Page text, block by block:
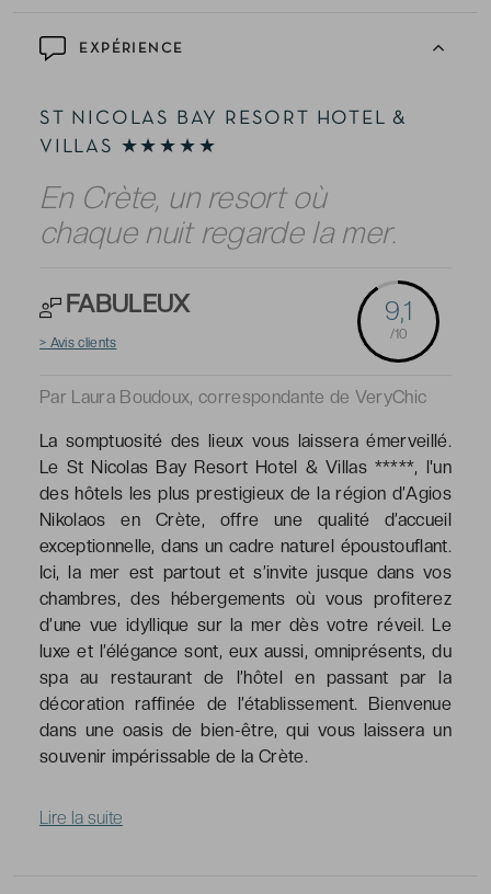
EXPÉRIENCE
ST NICOLAS BAY RESORT HOTEL &
VILLAS ★★★★★
En Crète, un resort où
chaque nuit regarde la mer.
FABULEUX 9,1
/10
> Avis clients
Par Laura Boudoux, correspondante de VeryChic
La somptuosité des lieux vous laissera émerveillé.
Le St Nicolas Bay Resort Hotel & Villas *****, l'un
des hôtels les plus prestigieux de la région d’Agios
Nikolaos en Crète, offre une qualité d’accueil
exceptionnelle, dans un cadre naturel époustouflant.
Ici, la mer est partout et s’invite jusque dans vos
chambres, des hébergements où vous profiterez
d’une vue idyllique sur la mer dès votre réveil. Le
luxe et l’élégance sont, eux aussi, omniprésents, du
spa au restaurant de l’hôtel en passant par la
décoration raffinée de l’établissement. Bienvenue
dans une oasis de bien-être, qui vous laissera un
souvenir impérissable de la Crète.
Lire la suite